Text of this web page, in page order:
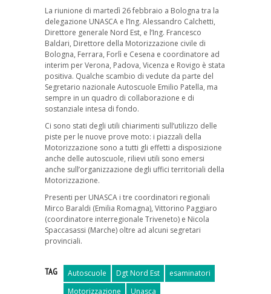
La riunione di martedì 26 febbraio a Bologna tra la
delegazione UNASCA e l’Ing. Alessandro Calchetti,
Direttore generale Nord Est, e l’Ing. Francesco
Baldari, Direttore della Motorizzazione civile di
Bologna, Ferrara, Forlì e Cesena e coordinatore ad
interim per Verona, Padova, Vicenza e Rovigo è stata
positiva. Qualche scambio di vedute da parte del
Segretario nazionale Autoscuole Emilio Patella, ma
sempre in un quadro di collaborazione e di
sostanziale intesa di fondo.
Ci sono stati degli utili chiarimenti sull’utilizzo delle
piste per le nuove prove moto: i piazzali della
Motorizzazione sono a tutti gli effetti a disposizione
anche delle autoscuole, rilievi utili sono emersi
anche sull’organizzazione degli uffici territoriali della
Motorizzazione.
Presenti per UNASCA i tre coordinatori regionali
Mirco Baraldi (Emilia Romagna), Vittorino Paggiaro
(coordinatore interregionale Triveneto) e Nicola
Spaccasassi (Marche) oltre ad alcuni segretari
provinciali.
TAG Autoscuole Dgt Nord Est
esaminatori
Motorizzazione
Unasca